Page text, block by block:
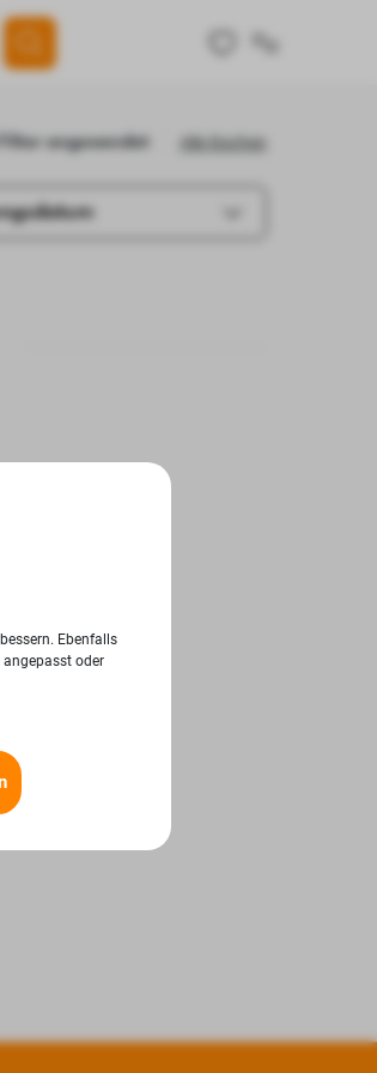
Alle löschen
Filter angewendet
Ebenfalls
oder